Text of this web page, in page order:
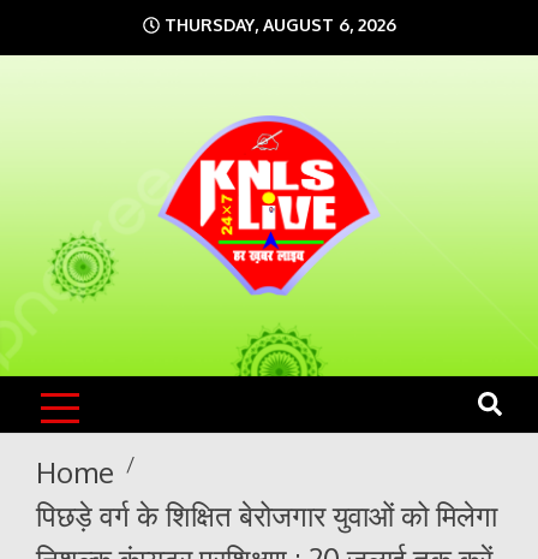
to
THURSDAY, AUGUST 6, 2026
KNLS LIVE
India`s No.1 News Portal
Home
पिछड़े वर्ग के शिक्षित बेरोजगार युवाओं को मिलेगा